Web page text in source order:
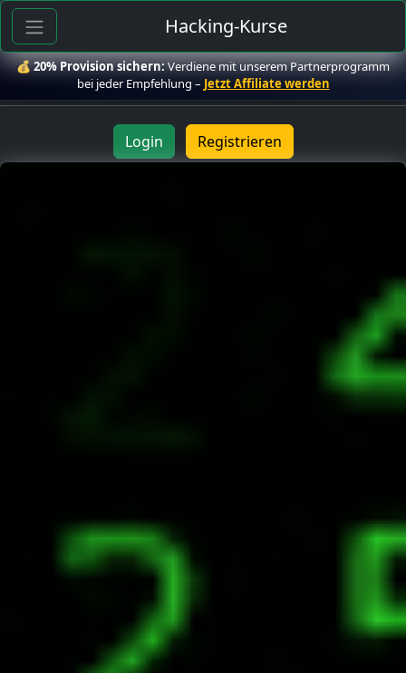
Hacking-Kurse
💰20% Provision sichern:Verdiene mit unserem Partnerprogramm
bei jeder Empfehlung – Jetzt Affiliate werden
Login Registrieren